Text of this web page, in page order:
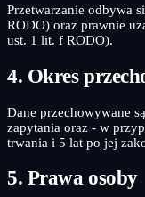
Przetwarzanie odbywa
RODO) oraz prawnie
ust. 1 lit. f RODO).
4. Okres
Dane przechowywane
zapytania oraz - w
trwania i 5 lat po jej
5. Prawa osoby